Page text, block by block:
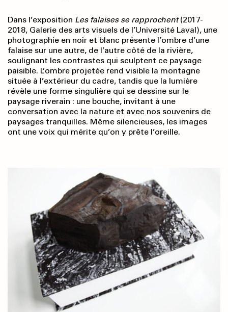
Dans l’exposition Les falaises se rapprochent(2017-
2018, Galerie des arts visuels de l’Université Laval), une
photographie en noir et blanc présente l’ombre d’une
falaise sur une autre, de l’autre côté de la rivière,
soulignant les contrastes qui sculptent ce paysage
paisible. L’ombre projetée rend visible la montagne
située à l’extérieur du cadre, tandis que la lumière
révèle une forme singulière qui se dessine sur le
paysage riverain : une bouche, invitant à une
conversation avec la nature et avec nos souvenirs de
paysages tranquilles. Même silencieuses, les images
ont une voix qui mérite qu’on y prête l’oreille.